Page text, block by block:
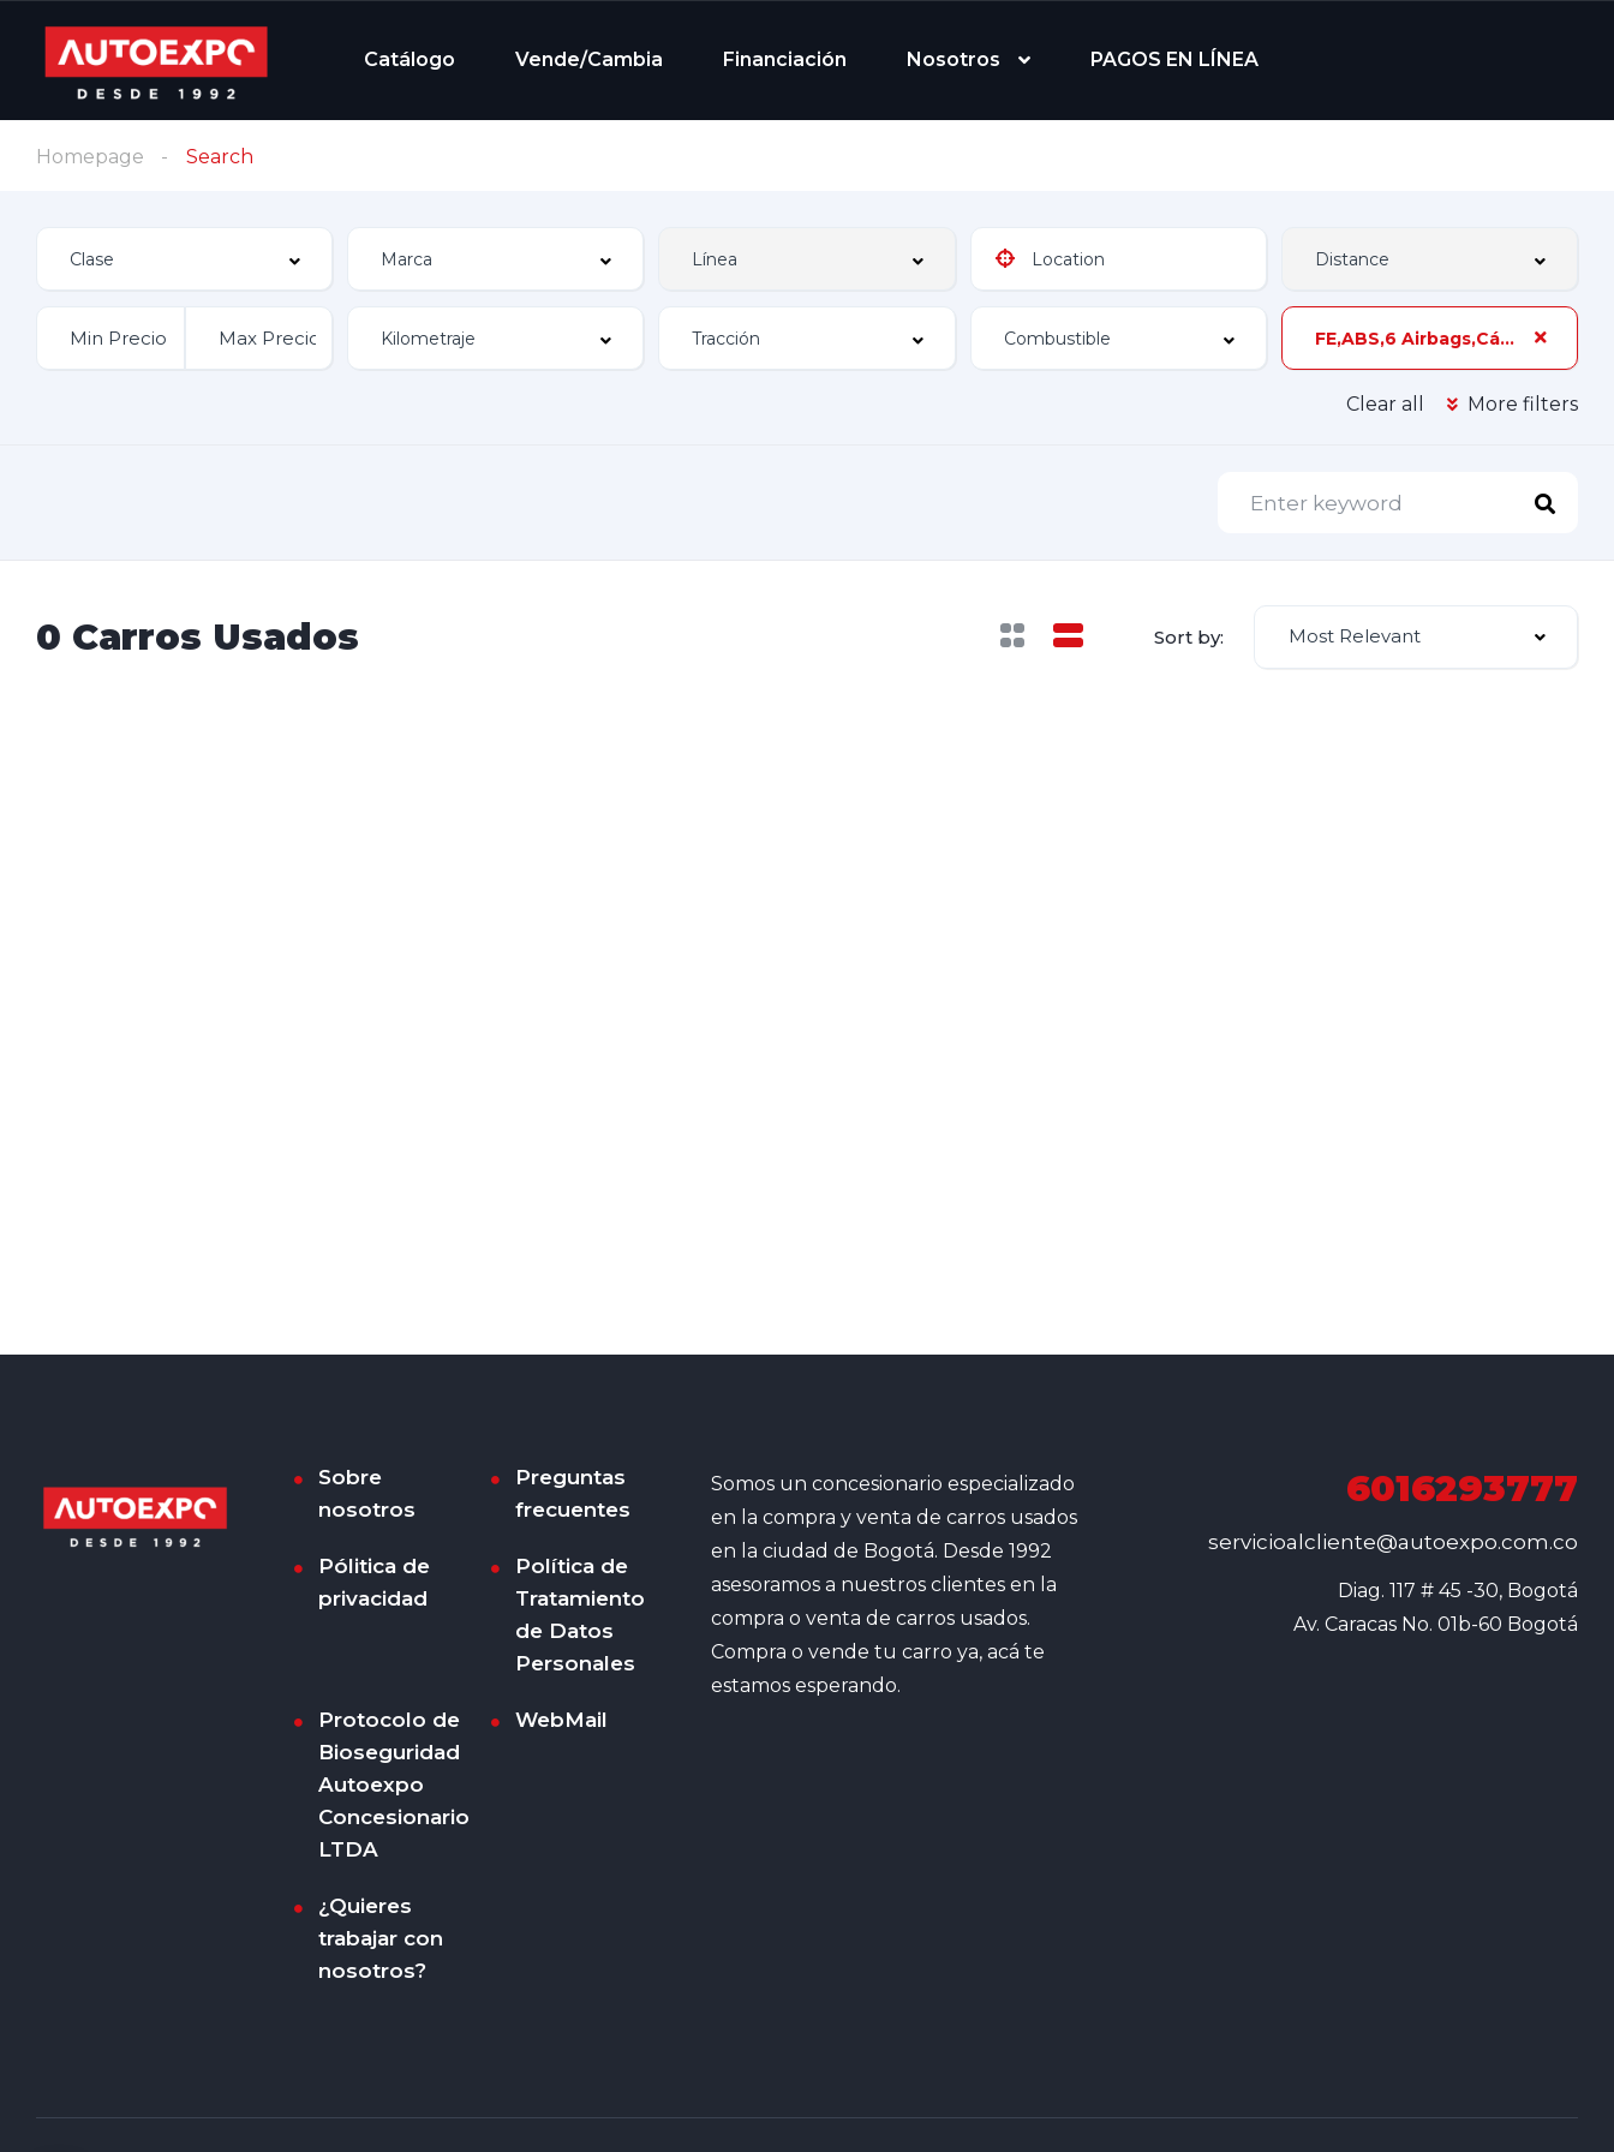
Catálogo Vende/Cambia Financiación Nosotros PAGOS EN LÍNEA
Homepage Search
FE,ABS,6 Airbags,Cámara de Reversa,150 hp,Único Dueño
Clear all More filters
0 Carros Usados Sort by: Most Relevant
Sobre
nosotros
Preguntas
frecuentes
Pólitica de
privacidad
Política de
Tratamiento
de Datos
Personales
Protocolo de
Bioseguridad
Autoexpo
Concesionario
LTDA
WebMail
¿Quieres
trabajar con
nosotros?
Somos un concesionario especializado
en la compra y venta de carros usados
en la ciudad de Bogotá. Desde 1992
asesoramos a nuestros clientes en la
compra o venta de carros usados.
Compra o vende tu carro ya, acá te
estamos esperando.
6016293777
servicioalcliente@autoexpo.com.co
Diag. 117 # 45 -30, Bogotá
Av. Caracas No. 01b-60 Bogotá